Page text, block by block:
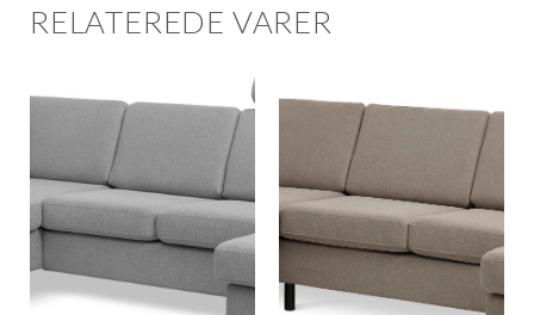
RELATEREDE VARER